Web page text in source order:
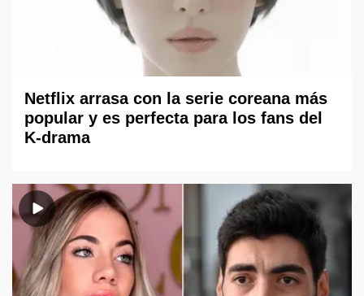
Netflix arrasa con la serie coreana más
popular y es perfecta para los fans del
K-drama